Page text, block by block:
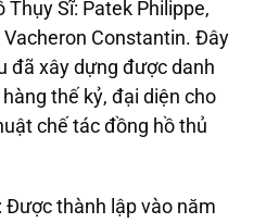
Thụy Sĩ: Patek Philippe,
Vacheron Constantin. Đây
đã xây dựng được danh
thế kỷ, đại diện cho
chế tác đồng hồ thủ
: Được thành lập vào năm